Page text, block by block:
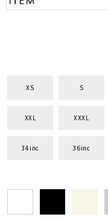
XS S
XXL XXXL
34inc 36inc